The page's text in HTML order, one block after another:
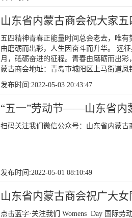
山东省内蒙古商会祝大家五
五四精神青春正能量时间总会老去，唯
由磨砺而出彩，人生因奋斗而升华。 远
月，砥砺奋进的征程。青春由磨砺而出
蒙古商会地址：青岛市城阳区上马街道凤
发布时间:2022-05-03 20:43:47
“五一”劳动节——山东省内
扫码关注我们微信公众号：山东省内蒙
发布时间:2022-05-01 08:10:49
山东省内蒙古商会祝广大女
点击蓝字·关注我们 Womens Day 国际